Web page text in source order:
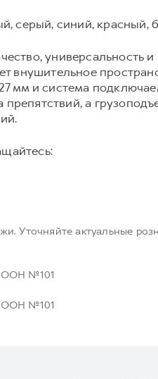
серый, синий, красный,
универсальность
внушительное
мм и система
а
Уточняйте актуальные
ООН №101
ООН №101